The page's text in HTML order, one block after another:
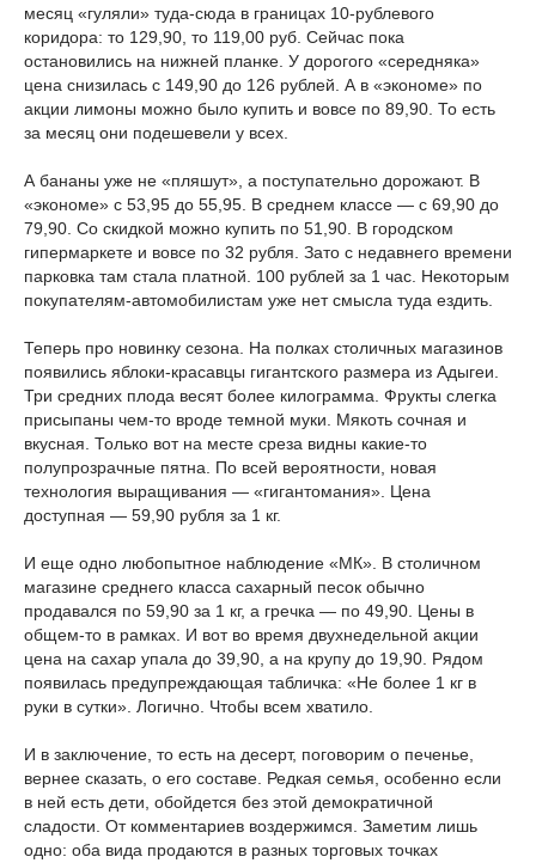
месяц «гуляли» туда-сюда в границах 10-рублевого
коридора: то 129,90, то 119,00 руб. Сейчас пока
остановились на нижней планке. У дорогого «середняка»
цена снизилась с 149,90 до 126 рублей. А в «экономе» по
акции лимоны можно было купить и вовсе по 89,90. То есть
за месяц они подешевели у всех.
А бананы уже не «пляшут», а поступательно дорожают. В
«экономе» с 53,95 до 55,95. В среднем классе — с 69,90 до
79,90. Со скидкой можно купить по 51,90. В городском
гипермаркете и вовсе по 32 рубля. Зато с недавнего времени
парковка там стала платной. 100 рублей за 1 час. Некоторым
покупателям-автомобилистам уже нет смысла туда ездить.
Теперь про новинку сезона. На полках столичных магазинов
появились яблоки-красавцы гигантского размера из Адыгеи.
Три средних плода весят более килограмма. Фрукты слегка
присыпаны чем-то вроде темной муки. Мякоть сочная и
вкусная. Только вот на месте среза видны какие-то
полупрозрачные пятна. По всей вероятности, новая
технология выращивания — «гигантомания». Цена
доступная — 59,90 рубля за 1 кг.
И еще одно любопытное наблюдение «МК». В столичном
магазине среднего класса сахарный песок обычно
продавался по 59,90 за 1 кг, а гречка — по 49,90. Цены в
общем-то в рамках. И вот во время двухнедельной акции
цена на сахар упала до 39,90, а на крупу до 19,90. Рядом
появилась предупреждающая табличка: «Не более 1 кг в
руки в сутки». Логично. Чтобы всем хватило.
И в заключение, то есть на десерт, поговорим о печенье,
вернее сказать, о его составе. Редкая семья, особенно если
в ней есть дети, обойдется без этой демократичной
сладости. От комментариев воздержимся. Заметим лишь
одно: оба вида продаются в разных торговых точках